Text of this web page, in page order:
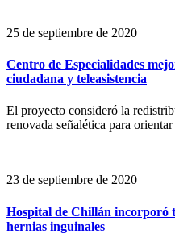
25 de septiembre de 2020
Centro de Especialidades
ciudadana y teleasistencia
El proyecto consideró la
renovada señalética para
23 de septiembre de 2020
Hospital de Chillán incorporó
hernias inguinales